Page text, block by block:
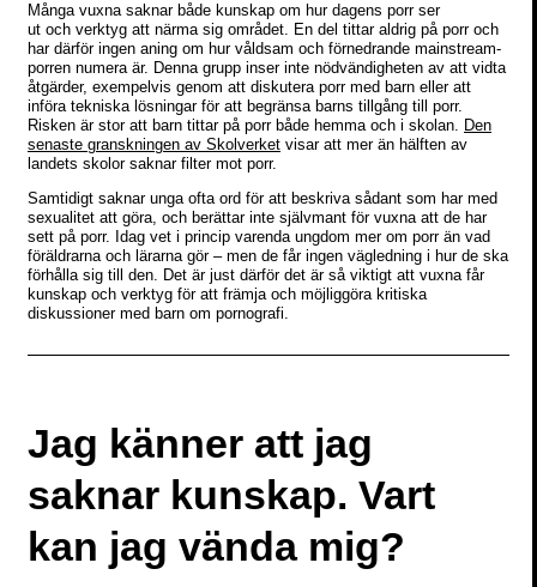
Många vuxna saknar både kunskap om hur dagens porr ser
ut och verktyg att närma sig området. En del tittar aldrig på porr och
har därför ingen aning om hur våldsam och förnedrande mainstream-
porren numera är. Denna grupp inser inte nödvändigheten av att vidta
åtgärder, exempelvis genom att diskutera porr med barn eller att
införa tekniska lösningar för att begränsa barns tillgång till porr.
Risken är stor att barn tittar på porr både hemma och i skolan. Den
senaste granskningen av Skolverket visar att mer än hälften av
landets skolor saknar filter mot porr.
Samtidigt saknar unga ofta ord för att beskriva sådant som har med
sexualitet att göra, och berättar inte självmant för vuxna att de har
sett på porr. Idag vet i princip varenda ungdom mer om porr än vad
föräldrarna och lärarna gör – men de får ingen vägledning i hur de ska
förhålla sig till den. Det är just därför det är så viktigt att vuxna får
kunskap och verktyg för att främja och möjliggöra kritiska
diskussioner med barn om pornografi.
Jag känner att jag
saknar kunskap. Vart
kan jag vända mig?